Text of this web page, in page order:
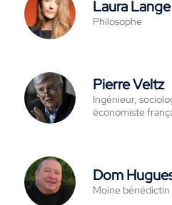
Laura Lange
Philosophe
Pierre Veltz
Ingénieur,
économiste
Dom
Moine bénédictin